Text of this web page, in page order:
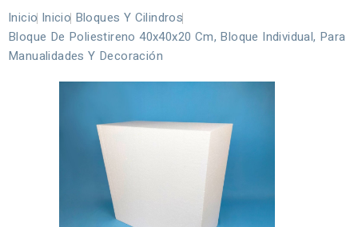
Inicio Inicio Bloques Y Cilindros
Bloque De Poliestireno 40x40x20 Cm, Bloque Individual, Para
Manualidades Y Decoración